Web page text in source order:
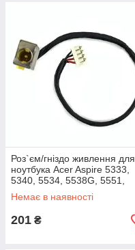
Роз`єм/гніздо живлення для
ноутбука Acer Aspire 5333,
5340, 5534, 5538G, 5551,
5733, 5750, 7739 (7739), зі
шлейфом
Немає в наявності
201 ₴